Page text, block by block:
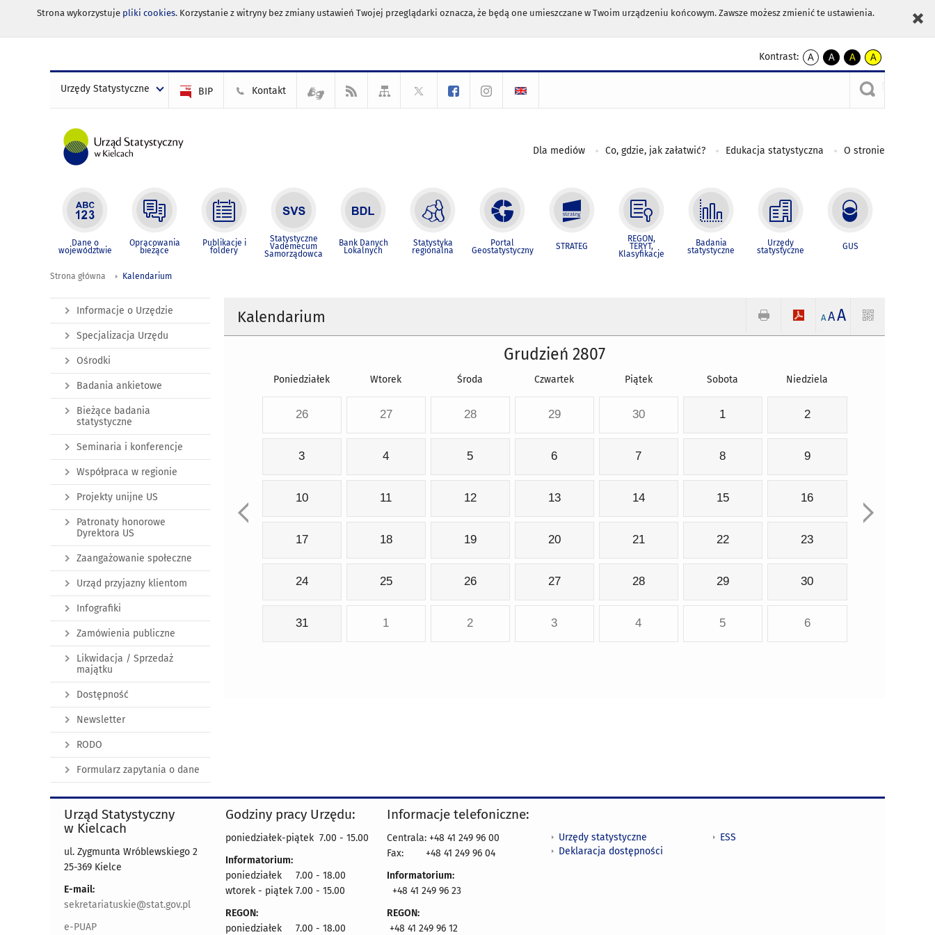
Strona wykorzystuje pliki cookies. Korzystanie z witryny bez zmiany ustawień Twojej przeglądarki oznacza, że będą one umieszczane w Twoim urządzeniu końcowym. Zawsze możesz zmienić te ustawienia.
Kontrast:
A
kontrast
A
kontrast
czarnym
A
kontrast
żółty
tekst
czarnym
A
kontrast
czarny
tekst
żółtym
Urzędy Statystyczne BIP Kontakt
Dla mediów Co, gdzie, jak załatwić? Edukacja statystyczna O stronie
Dane o
województwie
Opracowania
bieżące
Publikacje i
foldery
Statystyczne
Vademecum
Samorządowca
Bank Danych
Lokalnych
Statystyka
regionalna
Portal
Geostatystyczny STRATEG
REGON,
TERYT,
Klasyfikacje
Badania
statystyczne
Urzędy
statystyczne GUS
Strona główna Kalendarium
Kalendarium A AA
Grudzień 2807
Poniedziałek Wtorek Środa Czwartek Piątek Sobota Niedziela
26 27 28 29 30 1 2
3 4 5 6 7 8 9
10 11 12 13 14 15 16
17 18 19 20 21 22 23
24 25 26 27 28 29 30
31 1 2 3 4 5 6
Informacje o Urzędzie
Specjalizacja Urzędu
Ośrodki
Badania ankietowe
Bieżące badania
statystyczne
Seminaria i konferencje
Współpraca w regionie
Projekty unijne US
Patronaty honorowe
Dyrektora US
Zaangażowanie społeczne
Urząd przyjazny klientom
Infografiki
Zamówienia publiczne
Likwidacja / Sprzedaż
majątku
Dostępność
Newsletter
RODO
Formularz zapytania o dane
Urząd Statystyczny
w Kielcach
ul. Zygmunta Wróblewskiego 2
25-369 Kielce
E-mail:
sekretariatuskie@stat.gov.pl
e-PUAP
Godziny pracy Urzędu:
poniedziałek-piątek 7.00 - 15.00
Informatorium:
poniedziałek 7.00 - 18.00
wtorek - piątek 7.00 - 15.00
REGON:
poniedziałek 7.00 - 18.00
Informacje telefoniczne:
Centrala: +48 41 249 96 00
Fax:
+48 41 249 96 04
Informatorium:
+48 41 249 96 23
REGON:
+48 41 249 96 12
Urzędy statystyczne
Deklaracja dostępności
ESS